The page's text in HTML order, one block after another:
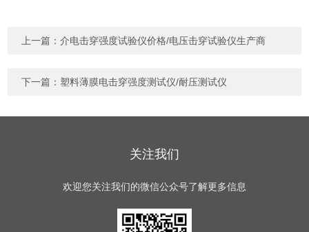
上一篇：介电击穿强度试验仪价格/电压击穿试验仪生产商
下一篇： 塑料薄膜电击穿强度测试仪/耐压测试仪
关注我们
欢迎您关注我们的微信公众号了解更多信息